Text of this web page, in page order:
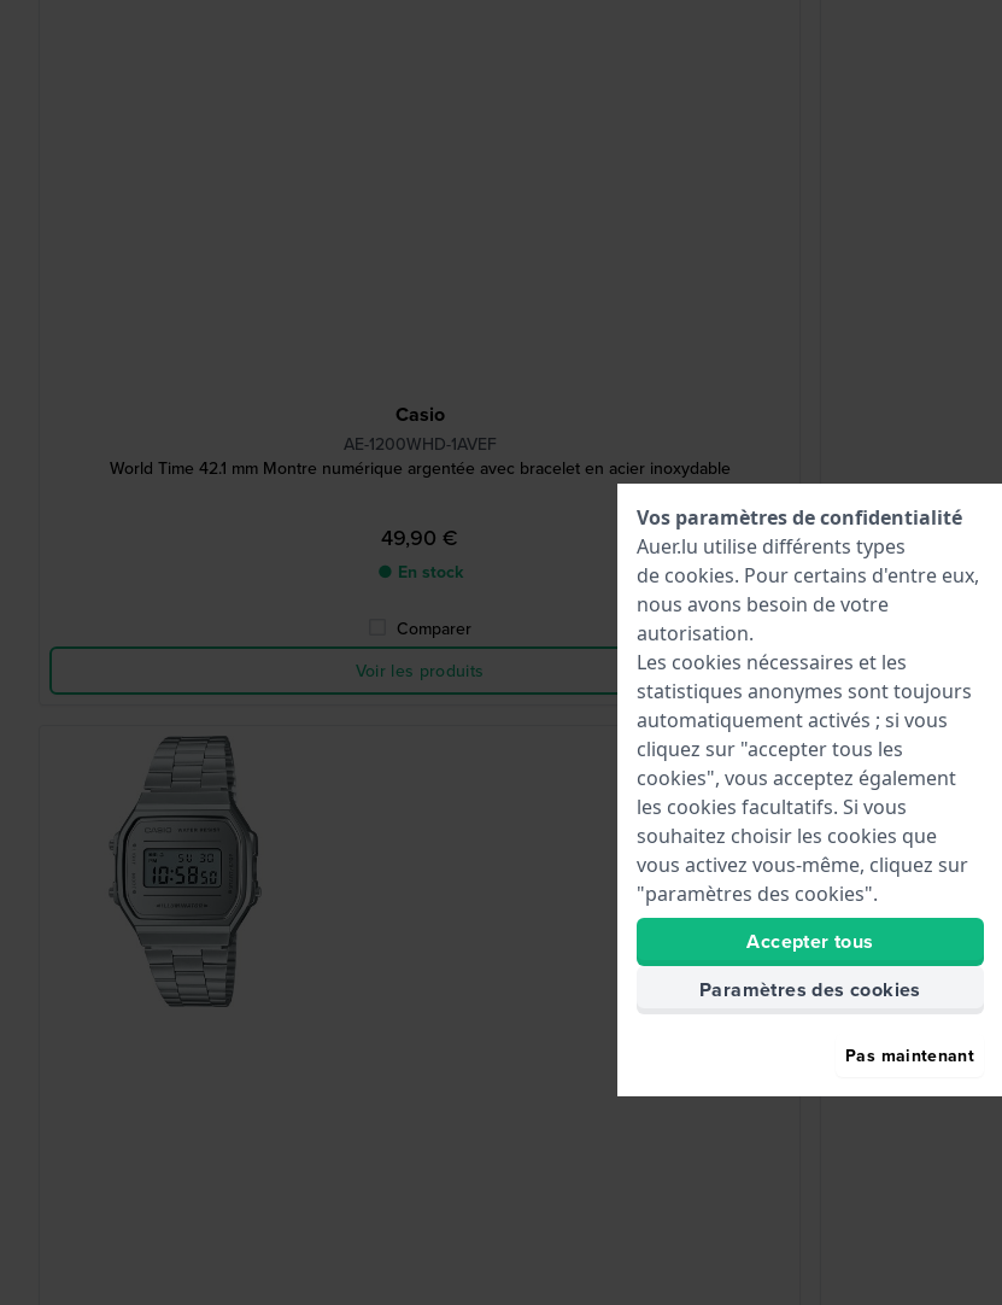
Casio
AE-1200WHD-1AVEF
World Time 42.1 mm Montre numérique argentée avec bracelet en acier inoxydable
49,90 €
● En stock
Comparer
Voir les produits
Best-seller
Vos paramètres de confidentialité
Auer.lu utilise différents types
de cookies. Pour certains d'entre eux,
nous avons besoin de votre
autorisation.
Les cookies nécessaires et les
statistiques anonymes sont toujours
automatiquement activés ; si vous
cliquez sur "accepter tous les
cookies", vous acceptez également
les cookies facultatifs. Si vous
souhaitez choisir les cookies que
vous activez vous-même, cliquez sur
"paramètres des cookies".
Accepter tous
Paramètres des cookies
Pas maintenant